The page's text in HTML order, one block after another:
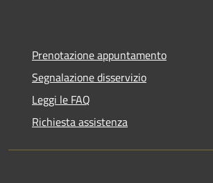
Prenotazione appuntamento
Segnalazione disservizio
Leggi le FAQ
Richiesta assistenza